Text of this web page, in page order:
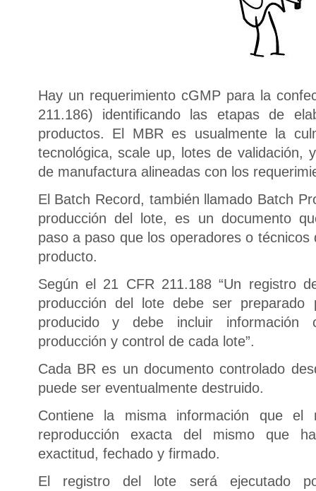
Hay un requerimiento cGMP para la
211.186) identificando las etapas de
productos. El MBR es usualmente la
tecnológica, scale up, lotes de validación,
de manufactura alineadas con los
El Batch Record, también llamado Batch
producción del lote, es un documento
paso a paso que los operadores o
producto.
Según el 21 CFR 211.188 “Un registro
producción del lote debe ser
producido y debe incluir información
producción y control de cada lote”.
Cada BR es un documento controlado
puede ser eventualmente destruido.
Contiene la misma información que
reproducción exacta del mismo que
exactitud, fechado y firmado.
El registro del lote será ejecutado